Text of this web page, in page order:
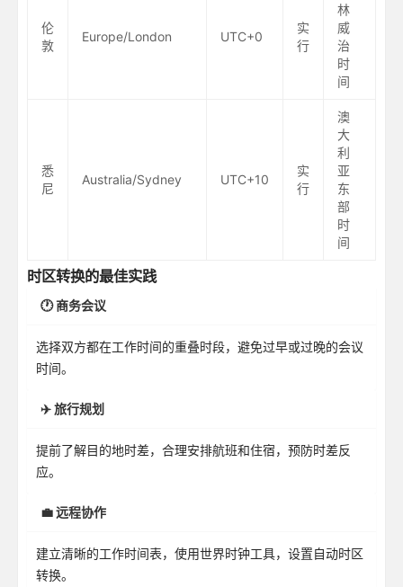
伦
敦
Europe/London UTC+0
实
行
林
威
治
时
间
悉
尼
Australia/Sydney UTC+10
实
行
澳
大
利
亚
东
部
时
间
时区转换的最佳实践
🕐 商务会议
选择双方都在工作时间的重叠时段，避免过早或过晚的会议
时间。
✈️ 旅行规划
提前了解目的地时差，合理安排航班和住宿，预防时差反
应。
💼 远程协作
建立清晰的工作时间表，使用世界时钟工具，设置自动时区
转换。